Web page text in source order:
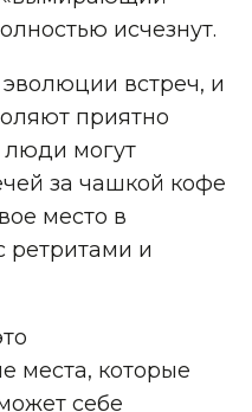
исчезнут.
встреч, и
приятно
люди могут
за чашкой кофе
место в
ретритами и
места, которые
себе